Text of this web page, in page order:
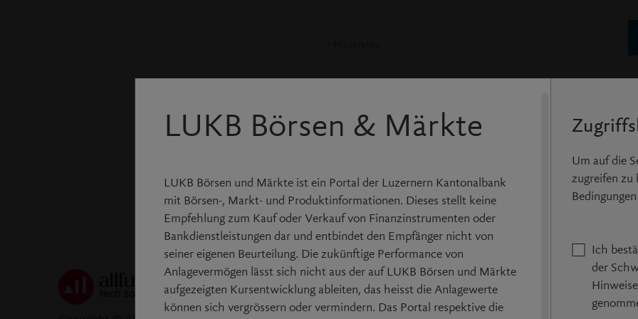
Noch keine Login Daten?
LUKB Börsen & Märkte
LUKB Börsen und Märkte ist ein Portal der Luzernern Kantonalbank
mit Börsen-, Markt- und Produktinformationen. Dieses stellt keine
Empfehlung zum Kauf oder Verkauf von Finanzinstrumenten oder
Bankdienstleistungen dar und entbindet den Empfänger nicht von
seiner eigenen Beurteilung. Die zukünftige Performance von
Anlagevermögen lässt sich nicht aus der auf LUKB Börsen und Märkte
aufgezeigten Kursentwicklung ableiten, das heisst die Anlagewerte
können sich vergrössern oder vermindern. Das Portal respektive die
Um auf die
zugreifen zu
Ich
der